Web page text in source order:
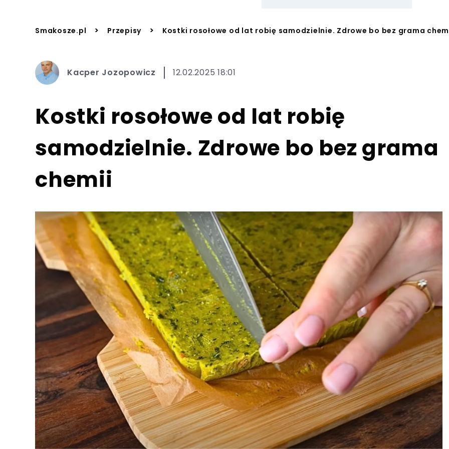
Smakosze.pl > Przepisy > Kostki rosołowe od lat robię samodzielnie. Zdrowe bo bez grama
Kacper Jozopowicz 12.02.2025 18:01
Kostki rosołowe od lat robię
samodzielnie. Zdrowe bo bez grama
chemii